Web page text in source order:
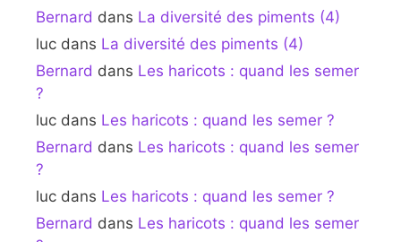
Bernard dans La diversité des piments (4)
luc dans La diversité des piments (4)
Bernard dans Les haricots : quand les semer
?
luc dans Les haricots : quand les semer ?
Bernard dans Les haricots : quand les semer
?
luc dans Les haricots : quand les semer ?
Bernard dans Les haricots : quand les semer